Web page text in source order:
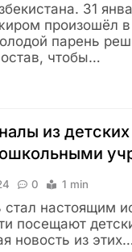
31
произошёл
парень
чтобы…
из
0 1 min
стал настоящим
посещают
новость из